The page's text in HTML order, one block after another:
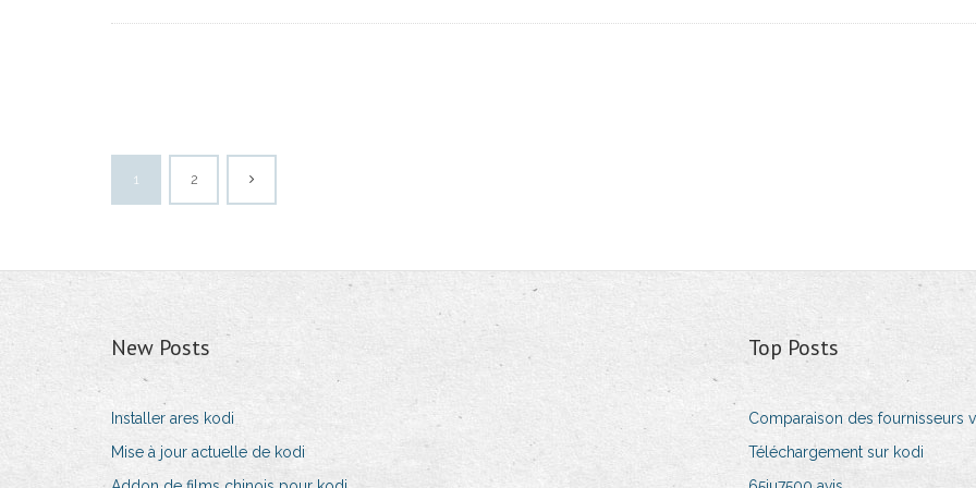
1 2
New Posts
Installer ares kodi
Mise à jour actuelle de kodi
Top Posts
Comparaison des fournisseurs
Téléchargement sur kodi